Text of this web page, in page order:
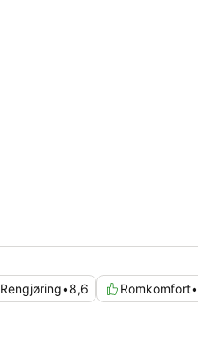
Rengjøring•8,6 Romkomfort•